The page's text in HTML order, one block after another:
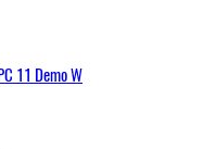
11 Demo W